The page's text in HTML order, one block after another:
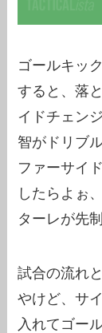
ゴールキッ
すると、落
イドチェン
智がドリブ
ファーサイ
したらよぉ
ターレが先
試合の流れ
やけど、サ
入れてゴー